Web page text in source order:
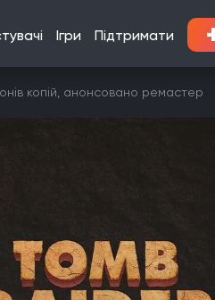
Ігри Підтримати
копій, анонсовано ремастер